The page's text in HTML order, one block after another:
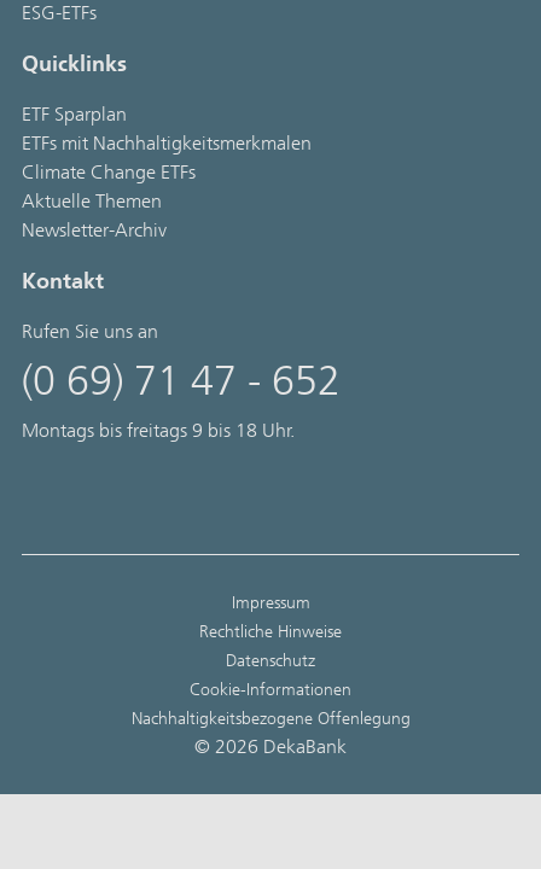
ESG-ETFs
Quicklinks
ETF Sparplan
ETFs mit Nachhaltigkeitsmerkmalen
Climate Change ETFs
Aktuelle Themen
Newsletter-Archiv
Kontakt
Rufen Sie uns an
(0 69) 71 47 - 652
Montags bis freitags 9 bis 18 Uhr.
Impressum
Rechtliche Hinweise
Datenschutz
Cookie-Informationen
Nachhaltigkeitsbezogene Offenlegung
© 2026 DekaBank